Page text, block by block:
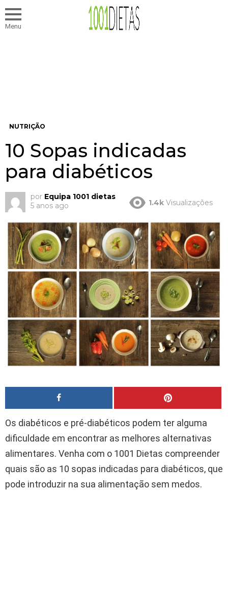
Menu
NUTRIÇÃO
10 Sopas indicadas
para diabéticos
por Equipa 1001 dietas
5 anos ago
1.4k Visualizações
Os diabéticos e pré-diabéticos podem ter alguma
dificuldade em encontrar as melhores alternativas
alimentares. Venha com o 1001 Dietas compreender
quais são as 10 sopas indicadas para diabéticos, que
pode introduzir na sua alimentação sem medos.